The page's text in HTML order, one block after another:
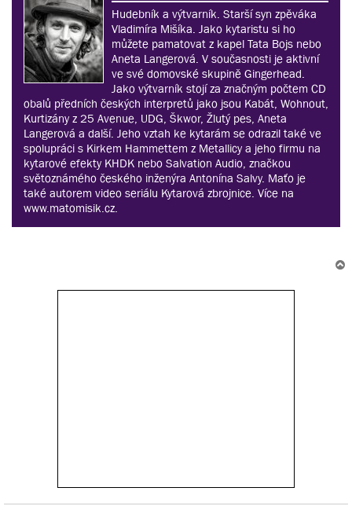
Hudebník a výtvarník. Starší syn zpěváka
Vladimíra Mišíka. Jako kytaristu si ho
můžete pamatovat z kapel Tata Bojs nebo
Aneta Langerová. V současnosti je aktivní
ve své domovské skupině Gingerhead.
Jako výtvarník stojí za značným počtem CD
obalů předních českých interpretů jako jsou Kabát, Wohnout,
Kurtizány z 25 Avenue, UDG, Škwor, Žlutý pes, Aneta
Langerová a další. Jeho vztah ke kytarám se odrazil také ve
spolupráci s Kirkem Hammettem z Metallicy a jeho firmu na
kytarové efekty KHDK nebo Salvation Audio, značkou
světoznámého českého inženýra Antonína Salvy. Maťo je
také autorem video seriálu Kytarová zbrojnice. Více na
www.matomisik.cz.